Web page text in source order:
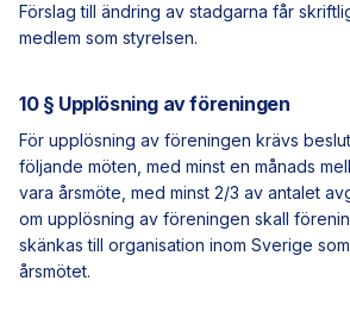
Förslag till ändring av stadgarna får
medlem som styrelsen.
10 § Upplösning av föreningen
För upplösning av föreningen krävs
följande möten, med minst en månads
vara årsmöte, med minst 2/3 av antalet
om upplösning av föreningen skall
skänkas till organisation inom Sverige
årsmötet.